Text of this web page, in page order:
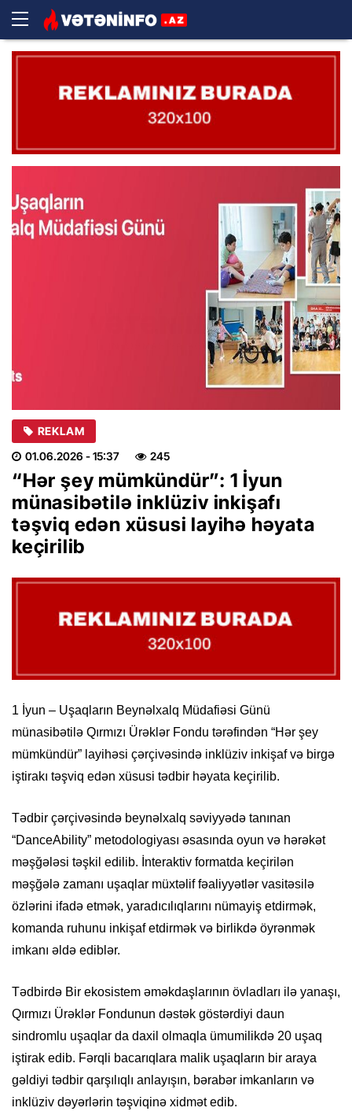
REKLAM
01.06.2026 - 15:37 245
“Hər şey mümkündür”: 1 İyun
münasibətilə inklüziv inkişafı
təşviq edən xüsusi layihə həyata
keçirilib
1 İyun – Uşaqların Beynəlxalq Müdafiəsi Günü
münasibətilə Qırmızı Ürəklər Fondu tərəfindən “Hər şey
mümkündür” layihəsi çərçivəsində inklüziv inkişaf və birgə
iştirakı təşviq edən xüsusi tədbir həyata keçirilib.
Tədbir çərçivəsində beynəlxalq səviyyədə tanınan
“DanceAbility” metodologiyası əsasında oyun və hərəkət
məşğələsi təşkil edilib. İnteraktiv formatda keçirilən
məşğələ zamanı uşaqlar müxtəlif fəaliyyətlər vasitəsilə
özlərini ifadə etmək, yaradıcılıqlarını nümayiş etdirmək,
komanda ruhunu inkişaf etdirmək və birlikdə öyrənmək
imkanı əldə ediblər.
Tədbirdə Bir ekosistem əməkdaşlarının övladları ilə yanaşı,
Qırmızı Ürəklər Fondunun dəstək göstərdiyi daun
sindromlu uşaqlar da daxil olmaqla ümumilikdə 20 uşaq
iştirak edib. Fərqli bacarıqlara malik uşaqların bir araya
gəldiyi tədbir qarşılıqlı anlayışın, bərabər imkanların və
inklüziv dəyərlərin təşviqinə xidmət edib.